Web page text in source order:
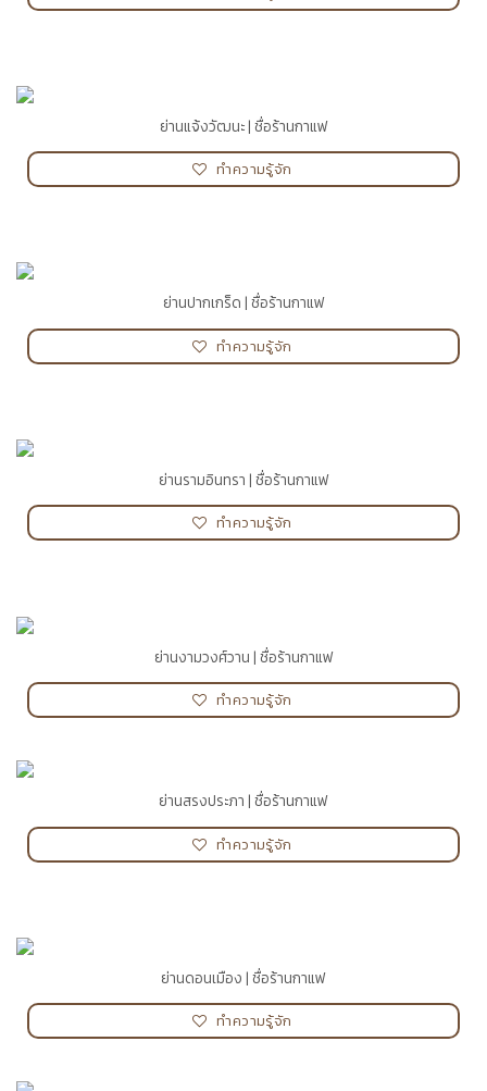
ย่านแจ้งวัฒนะ | ชื่อร้านกาแฟ
ทำความรู้จัก
ย่านปากเกร็ด | ชื่อร้านกาแฟ
ทำความรู้จัก
ย่านรามอินทรา | ชื่อร้านกาแฟ
ทำความรู้จัก
ย่านงามวงศ์วาน | ชื่อร้านกาแฟ
ทำความรู้จัก
ย่านสรงประภา | ชื่อร้านกาแฟ
ทำความรู้จัก
ย่านดอนเมือง | ชื่อร้านกาแฟ
ทำความรู้จัก